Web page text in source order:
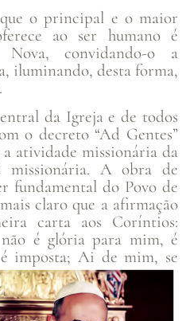
que o principal e o maior
ao ser humano é
convidando-o a
iluminando, desta forma,
da Igreja e de todos
o decreto “Ad Gentes”
atividade missionária da
A obra de
fundamental do Povo de
claro que a afirmação
carta aos Coríntios:
é glória para mim, é
imposta; Ai de mim, se